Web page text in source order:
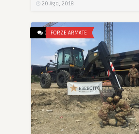
20 Ago, 2018
0 FORZE ARMATE